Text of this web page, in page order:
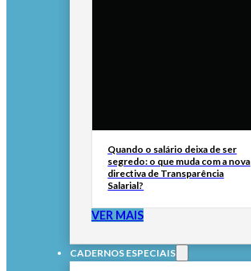
Quando o salário deixa de ser
segredo: o que muda com a nova
directiva de Transparência
Salarial?
VER MAIS
CADERNOS ESPECIAIS